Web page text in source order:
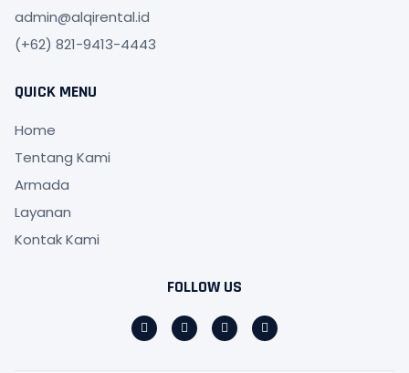
admin@alqirental.id
(+62) 821-9413-4443
QUICK MENU
Home
Tentang Kami
Armada
Layanan
Kontak Kami
FOLLOW US